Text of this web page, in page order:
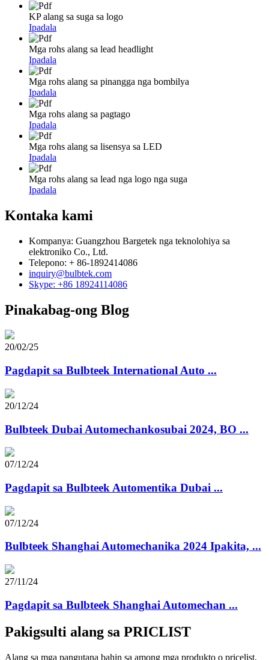
KP alang sa suga sa logo
Ipadala
Mga rohs alang sa lead headlight
Ipadala
Mga rohs alang sa pinangga nga bombilya
Ipadala
Mga rohs alang sa pagtago
Ipadala
Mga rohs alang sa lisensya sa LED
Ipadala
Mga rohs alang sa lead nga logo nga suga
Ipadala
Kontaka kami
Kompanya: Guangzhou Bargetek nga teknolohiya sa
elektroniko Co., Ltd.
Telepono: + 86-1892414086
inquiry@bulbtek.com
Skype: +86 18924114086
Pinakabag-ong Blog
20/02/25
Pagdapit sa Bulbteek International Auto ...
20/12/24
Bulbteek Dubai Automechankosubai 2024, BO ...
07/12/24
Pagdapit sa Bulbteek Automentika Dubai ...
07/12/24
Bulbteek Shanghai Automechanika 2024 Ipakita, ...
27/11/24
Pagdapit sa Bulbteek Shanghai Automechan ...
Pakigsulti alang sa PRICLIST
Alang sa mga pangutana bahin sa among mga produkto o pricelist,